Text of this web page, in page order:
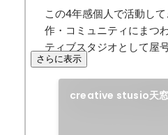
この4年感個人で活動し
作・コミュニティにまつ
ティブスタジオとして屋
さらに表示
creative stusio天